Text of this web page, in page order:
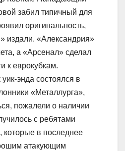
забил типичный для
оригинальность,
издали. «Александрия»
а «Арсенал» сделал
к еврокубкам.
энда состоялся в
«Металлурга»,
пожалели о наличии
с ребятами
которые в последнее
атакующим